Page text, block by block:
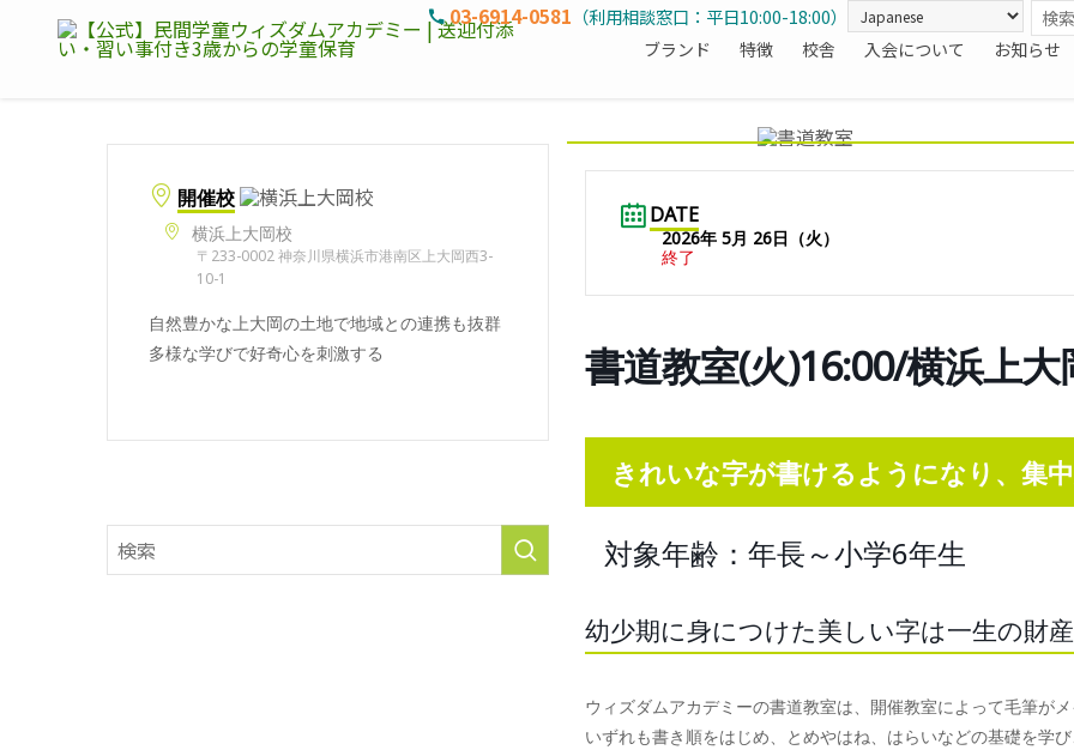
ブランド 特徴 校舎 入会について お知らせ
03-6914-0581 （利用相談窓口：平日10:00-18:00）
開催校
横浜上大岡校
〒233-0002 神奈川県横浜市港南区上大岡西3-
10-1
自然豊かな上大岡の土地で地域との連携も抜群
多様な学びで好奇心を刺激する
DATE
2026年 5月 26日（火）
終了
書道教室(火)16:00/横浜上大
きれいな字が書けるようになり、集
対象年齢：年長～小学6年生
幼少期に身につけた美しい字は一生の財産
ウィズダムアカデミーの書道教室は、開催教室によって毛筆が
いずれも書き順をはじめ、とめやはね、はらいなどの基礎を学